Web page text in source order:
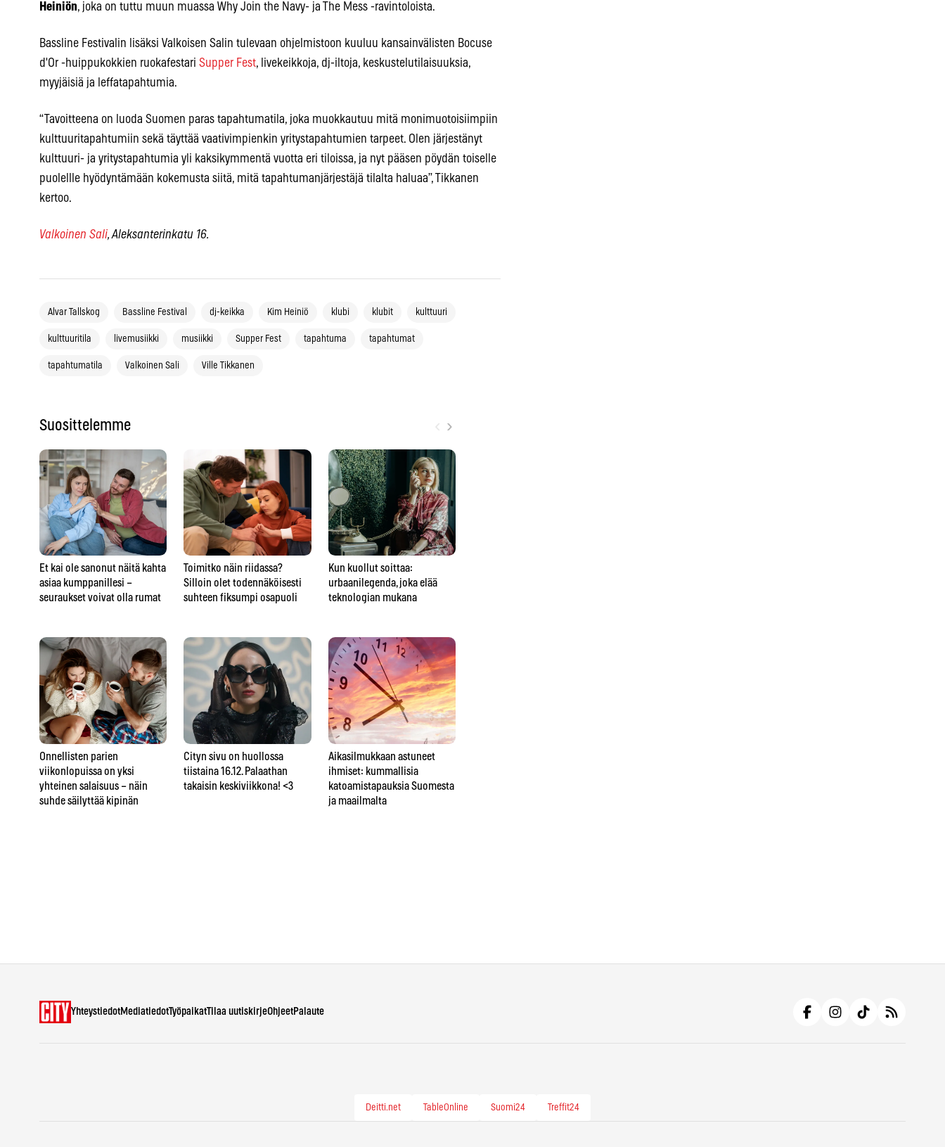
Heiniön, joka on tuttu muun muassa Why Join the Navy- ja The Mess -ravintoloista.
Bassline Festivalin lisäksi Valkoisen Salin tulevaan ohjelmistoon kuuluu kansainvälisten Bocuse
d'Or -huippukokkien ruokafestari Supper Fest, livekeikkoja, dj-iltoja, keskustelutilaisuuksia,
myyjäisiä ja leffatapahtumia.
“Tavoitteena on luoda Suomen paras tapahtumatila, joka muokkautuu mitä monimuotoisiimpiin
kulttuuritapahtumiin sekä täyttää vaativimpienkin yritystapahtumien tarpeet. Olen järjestänyt
kulttuuri- ja yritystapahtumia yli kaksikymmentä vuotta eri tiloissa, ja nyt pääsen pöydän toiselle
puolellle hyödyntämään kokemusta siitä, mitä tapahtumanjärjestäjä tilalta haluaa”, Tikkanen
kertoo.
Valkoinen Sali, Aleksanterinkatu 16.
Alvar Tallskog Bassline Festival dj-keikka Kim Heiniö klubi klubit kulttuuri
kulttuuritila livemusiikki musiikki Supper Fest tapahtuma tapahtumat
tapahtumatila Valkoinen Sali Ville Tikkanen
Suosittelemme ›
Et kai ole sanonut näitä kahta
asiaa kumppanillesi –
seuraukset voivat olla rumat
Onnellisten parien
viikonlopuissa on yksi
yhteinen salaisuus – näin
suhde säilyttää kipinän
Toimitko näin riidassa?
Silloin olet todennäköisesti
suhteen fiksumpi osapuoli
Cityn sivu on huollossa
tiistaina 16.12. Palaathan
takaisin keskiviikkona! <3
Kun kuollut soittaa:
urbaanilegenda, joka elää
teknologian mukana
Aikasilmukkaan astuneet
ihmiset: kummallisia
katoamistapauksia Suomesta
ja maailmalta
YhteystiedotMediatiedotTyöpaikatTilaa uutiskirjeOhjeetPalaute
Deitti.net TableOnline Suomi24 Treffit24